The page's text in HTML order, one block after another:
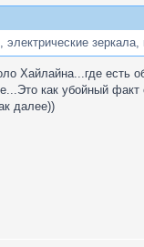
Хайлайна...где есть
как убойный
далее))